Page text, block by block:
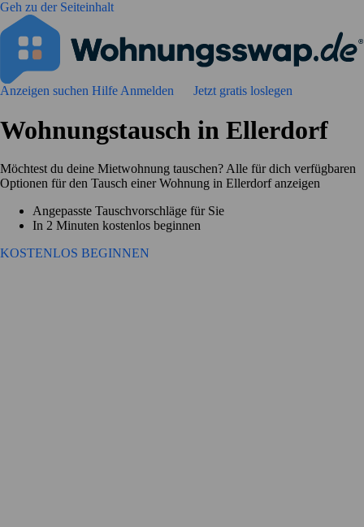
Geh zu der Seiteinhalt
Anzeigen suchen Hilfe Anmelden Jetzt gratis loslegen
Wohnungstausch in Ellerdorf
Möchtest du deine Mietwohnung tauschen? Alle für dich verfügbaren
Optionen für den Tausch einer Wohnung in Ellerdorf anzeigen
Angepasste Tauschvorschläge für Sie
In 2 Minuten kostenlos beginnen
KOSTENLOS BEGINNEN